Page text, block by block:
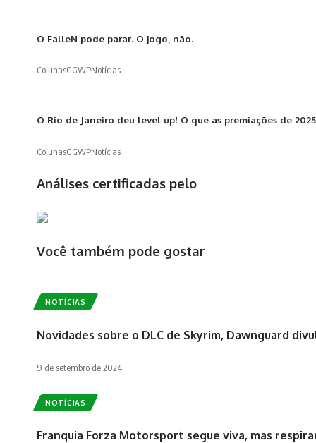
O FalleN pode parar. O jogo, não.
ColunasGGWPNotícias
O Rio de Janeiro deu level up! O que as premiações de
ColunasGGWPNotícias
Análises certificadas pelo
Você também pode gostar
NOTÍCIAS
Novidades sobre o DLC de Skyrim, Dawnguard
9 de setembro de 2024
NOTÍCIAS
Franquia Forza Motorsport segue viva, mas